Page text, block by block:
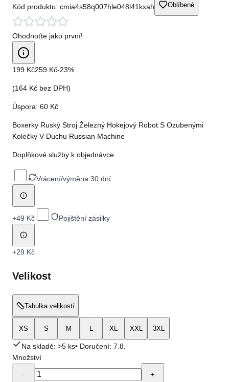
Kód produktu: cmia4s58q007hle048l41kxah Oblíbené
Ohodnoťte jako první!
199 Kč259 Kč-23%
(164 Kč bez DPH)
Úspora: 60 Kč
Boxerky Ruský Stroj Železný Hokejový Robot S Ozubenými
Kolečky V Duchu Russian Machine
Doplňkové služby k objednávce
Vrácení/výměna 30 dní
+49 Kč Pojištění zásilky
+29 Kč
Velikost
Tabulka velikostí
XS S M L XL XXL 3XL
Na skladě: >5 ks• Doručení: 7.8.
Množství
- +